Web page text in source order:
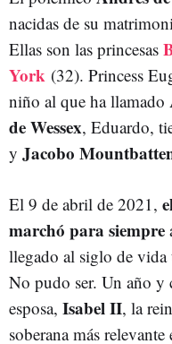
nacidas de su
Ellas son las princesas
York (32). Princess
niño al que ha llamado
de Wessex, Eduardo,
y Jacobo
El 9 de abril de 2021,
marchó para siempre
llegado al siglo de vida
No pudo ser. Un año y
esposa, Isabel II, la
soberana más